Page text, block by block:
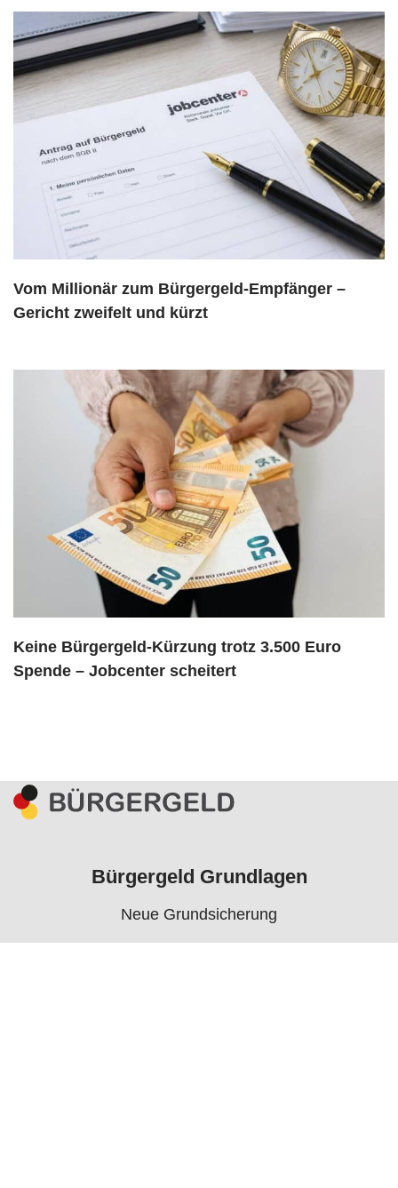
Vom Millionär zum Bürgergeld-Empfänger –
Gericht zweifelt und kürzt
Keine Bürgergeld-Kürzung trotz 3.500 Euro
Spende – Jobcenter scheitert
Bürgergeld Grundlagen
Neue Grundsicherung